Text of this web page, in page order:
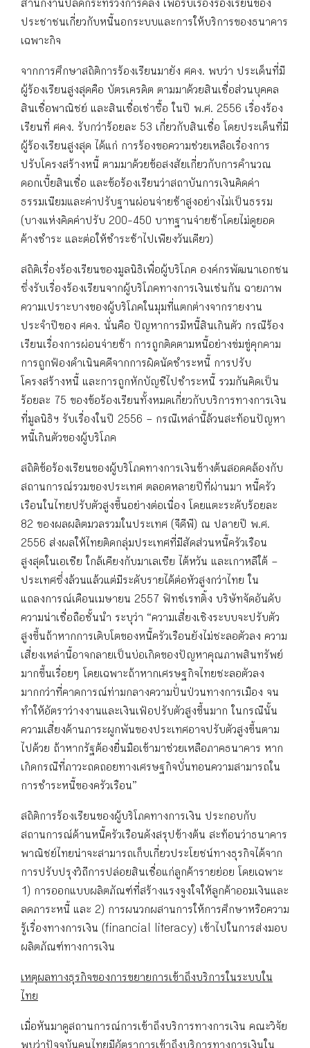
สำนักงานปลัดกระทรวงการคลัง เพื่อรับเรื่องร้องเรียนของ
ประชาชนเกี่ยวกับหนี้นอกระบบและการให้บริการของธนาคาร
เฉพาะกิจ
จากการศึกษาสถิติการร้องเรียนมายัง ศคง. พบว่า ประเด็นที่มี
ผู้ร้องเรียนสูงสุดคือ บัตรเครดิต ตามมาด้วยสินเชื่อส่วนบุคคล
สินเชื่อพาณิชย์ และสินเชื่อเช่าซื้อ ในปี พ.ศ. 2556 เรื่องร้อง
เรียนที่ ศคง. รับกว่าร้อยละ 53 เกี่ยวกับสินเชื่อ โดยประเด็นที่มี
ผู้ร้องเรียนสูงสุด ได้แก่ การร้องขอความช่วยเหลือเรื่องการ
ปรับโครงสร้างหนี้ ตามมาด้วยข้อสงสัยเกี่ยวกับการคำนวณ
ดอกเบี้ยสินเชื่อ และข้อร้องเรียนว่าสถาบันการเงินคิดค่า
ธรรมเนียมและค่าปรับฐานผ่อนจ่ายช้าสูงอย่างไม่เป็นธรรม
(บางแห่งคิดค่าปรับ 200-450 บาทฐานจ่ายช้าโดยไม่ดูยอด
ค้างชำระ และต่อให้ชำระช้าไปเพียงวันเดียว)
สถิติเรื่องร้องเรียนของมูลนิธิเพื่อผู้บริโภค องค์กรพัฒนาเอกชน
ซึ่งรับเรื่องร้องเรียนจากผู้บริโภคทางการเงินเช่นกัน ฉายภาพ
ความเปราะบางของผู้บริโภคในมุมที่แตกต่างจากรายงาน
ประจำปีของ ศคง. นั่นคือ ปัญหาการมีหนี้สินเกินตัว กรณีร้อง
เรียนเรื่องการผ่อนจ่ายช้า การถูกติดตามหนี้อย่างข่มขู่คุกคาม
การถูกฟ้องดำเนินคดีจากการผิดนัดชำระหนี้ การปรับ
โครงสร้างหนี้ และการถูกหักบัญชีไปชำระหนี้ รวมกันคิดเป็น
ร้อยละ 75 ของข้อร้องเรียนทั้งหมดเกี่ยวกับบริการทางการเงิน
ที่มูลนิธิฯ รับเรื่องในปี 2556 – กรณีเหล่านี้ล้วนสะท้อนปัญหา
หนี้เกินตัวของผู้บริโภค
สถิติข้อร้องเรียนของผู้บริโภคทางการเงินข้างต้นสอดคล้องกับ
สถานการณ์รวมของประเทศ ตลอดหลายปีที่ผ่านมา หนี้ครัว
เรือนในไทยปรับตัวสูงขึ้นอย่างต่อเนื่อง โดยแตะระดับร้อยละ
82 ของผลผลิตมวลรวมในประเทศ (จีดีพี) ณ ปลายปี พ.ศ.
2556 ส่งผลให้ไทยติดกลุ่มประเทศที่มีสัดส่วนหนี้ครัวเรือน
สูงสุดในเอเชีย ใกล้เคียงกับมาเลเซีย ไต้หวัน และเกาหลีใต้ –
ประเทศซึ่งล้วนแล้วแต่มีระดับรายได้ต่อหัวสูงกว่าไทย ใน
แถลงการณ์เดือนเมษายน 2557 ฟิทช์เรทติ้ง บริษัทจัดอันดับ
ความน่าเชื่อถือชั้นนำ ระบุว่า “ความเสี่ยงเชิงระบบจะปรับตัว
สูงขึ้นถ้าหากการเติบโตของหนี้ครัวเรือนยังไม่ชะลอตัวลง ความ
เสี่ยงเหล่านี้อาจกลายเป็นบ่อเกิดของปัญหาคุณภาพสินทรัพย์
มากขึ้นเรื่อยๆ โดยเฉพาะถ้าหากเศรษฐกิจไทยชะลอตัวลง
มากกว่าที่คาดการณ์ท่ามกลางความปั่นป่วนทางการเมือง จน
ทำให้อัตราว่างงานและเงินเฟ้อปรับตัวสูงขึ้นมาก ในกรณีนั้น
ความเสี่ยงด้านภาระผูกพันของประเทศอาจปรับตัวสูงขึ้นตาม
ไปด้วย ถ้าหากรัฐต้องยื่นมือเข้ามาช่วยเหลือภาคธนาคาร หาก
เกิดกรณีที่ภาวะถดถอยทางเศรษฐกิจบั่นทอนความสามารถใน
การชำระหนี้ของครัวเรือน”
สถิติการร้องเรียนของผู้บริโภคทางการเงิน ประกอบกับ
สถานการณ์ด้านหนี้ครัวเรือนดังสรุปข้างต้น สะท้อนว่าธนาคาร
พาณิชย์ไทยน่าจะสามารถเก็บเกี่ยวประโยชน์ทางธุรกิจได้จาก
การปรับปรุงวิถีการปล่อยสินเชื่อแก่ลูกค้ารายย่อย โดยเฉพาะ
1) การออกแบบผลิตภัณฑ์ที่สร้างแรงจูงใจให้ลูกค้าออมเงินและ
ลดภาระหนี้ และ 2) การผนวกผสานการให้การศึกษาหรือความ
รู้เรื่องทางการเงิน (financial literacy) เข้าไปในการส่งมอบ
ผลิตภัณฑ์ทางการเงิน
เหตุผลทางธุรกิจของการขยายการเข้าถึงบริการในระบบใน
ไทย
เมื่อหันมาดูสถานการณ์การเข้าถึงบริการทางการเงิน คณะวิจัย